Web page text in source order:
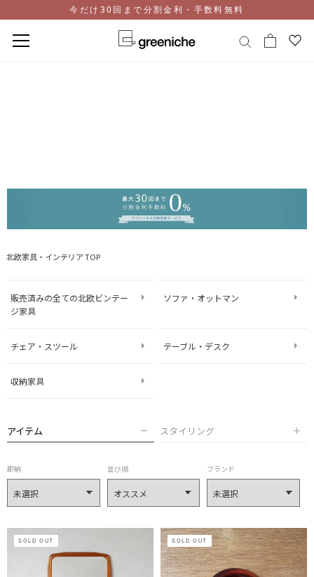
ッ
今だけ30回まで分割金利・手数料無料
北欧家具・インテリア TOP
販売済みの全ての北欧ビンテー
ジ家具
ソファ・オットマン
チェア・スツール テーブル・デスク
収納家具
アイテム スタイリング
即納 並び順 ブランド
SOLD OUT SOLD OUT